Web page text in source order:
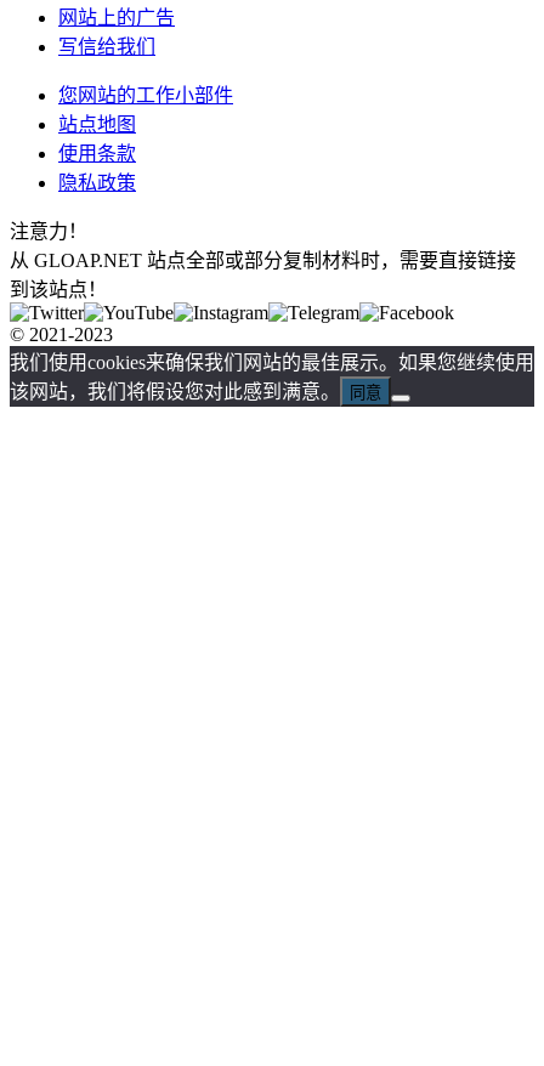
网站上的广告
写信给我们
您网站的工作小部件
站点地图
使用条款
隐私政策
注意力！
从 GLOAP.NET 站点全部或部分复制材料时，需要直接链接
到该站点！
© 2021-2023
我们使用cookies来确保我们网站的最佳展示。如果您继续使用
该网站，我们将假设您对此感到满意。
同意